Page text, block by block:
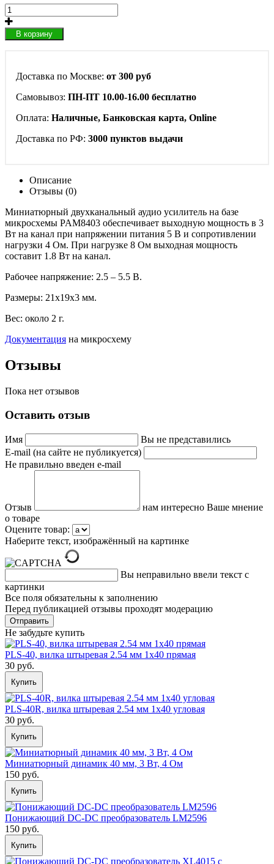
В корзину
Доставка по Москве: от 300 руб
Самовывоз: ПН-ПТ 10.00-16.00 бесплатно
Оплата: Наличные, Банковская карта, Online
Доставка по РФ: 3000 пунктов выдачи
Описание
Отзывы (0)
Миниатюрный двухканальный аудио усилитель на базе
микросхемы PAM8403 обеспечивает выходную мощность в 3
Вт на канал при напряжении питания 5 В и сопротивлении
нагрузки 4 Ом. При нагрузке 8 Ом выходная мощность
составит 1.8 Вт на канал.
Рабочее напряжение: 2.5 – 5.5 В.
Размеры: 21х19х3 мм.
Вес: около 2 г.
Документация на микросхему
Отзывы
Пока нет отзывов
Оставить отзыв
Имя
Вы не представились
E-mail (на сайте не публикуется)
Не правильно введен e-mail
Отзыв
нам интересно Ваше мнение
о товаре
Оцените товар:
Наберите текст, изображённый на картинке
Вы неправильно ввели текст с
картинки
Все поля обязательны к заполнению
Перед публикацией отзывы проходят модерацию
Не забудьте купить
PLS-40, вилка штыревая 2.54 мм 1x40 прямая
30 руб.
Купить
PLS-40R, вилка штыревая 2.54 мм 1x40 угловая
30 руб.
Купить
Миниатюрный динамик 40 мм, 3 Вт, 4 Ом
150 руб.
Купить
Понижающий DC-DC преобразователь LM2596
150 руб.
Купить